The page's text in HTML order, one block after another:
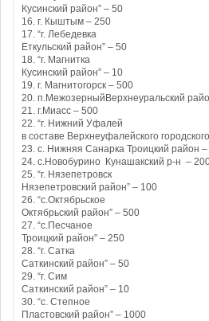
Кусинский район” – 50
16. г. Кыштым – 250
17. “г. Лебедевка
Еткульский район” – 50
18. “г. Магнитка
Кусинский район” – 10
19. г. Магнитогорск – 500
20. п.МежозерныйВерхнеуральский
21. г.Миасс – 500
22. “г. Нижний Уфалей
в составе Верхнеуфалейского
23. с. Нижняя Санарка Троицкий район
24. с.Новобурино Кунашакский р-н –
25. “г. Нязепетровск
Нязепетровский район” – 100
26. “с.Октябрьское
Октябрьский район” – 500
27. “с.Песчаное
Троицкий район” – 250
28. “г. Сатка
Саткинский район” – 50
29. “г. Сим
Саткинский район” – 10
30. “с. Степное
Пластовский район” – 1000